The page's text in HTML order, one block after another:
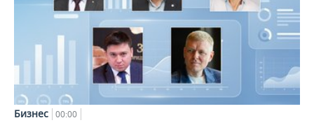
Бизнес 00:00